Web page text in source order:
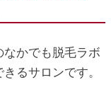
かでも脱毛ラボ
るサロンです。